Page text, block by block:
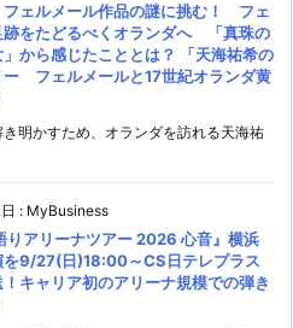
フェルメール作品の謎に挑む！ フェ
跡をたどるべくオランダへ 「真珠の
から感じたこととは？ 「天海祐希の
ー フェルメールと17世紀オランダ黄
明かすため、オランダを訪れる天海祐
: MyBusiness
りアリーナツアー 2026 心音』横浜
を9/27(日)18:00～CS日テレプラス
キャリア初のアリーナ規模での弾き